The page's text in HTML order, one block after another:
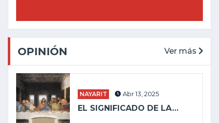
OPINIÓN Ver más
NAYARIT Abr 13, 2025
EL SIGNIFICADO DE LA…